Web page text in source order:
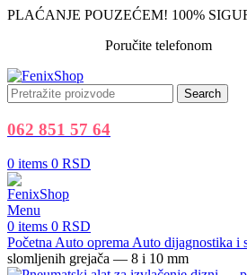
PLAĆANJE POUZEĆEM! 100%
Poručite telefonom
Search
062 851 57 64
0 items 0 RSD
Menu
0 items 0 RSD
PočetnaAuto opremaAuto dijagnostika i
slomljenih grejača — 8 i 10 mm